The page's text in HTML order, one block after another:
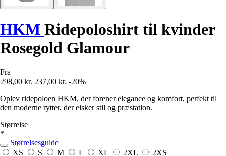
HKM Ridepoloshirt til kvinder
Rosegold Glamour
Fra
298,00 kr. 237,00 kr. -20%
Oplev ridepoloen HKM, der forener elegance og komfort, perfekt til
den moderne rytter, der elsker stil og præstation.
Størrelse
*
Størrelsesguide
XS
S M L XL 2XL
2XS